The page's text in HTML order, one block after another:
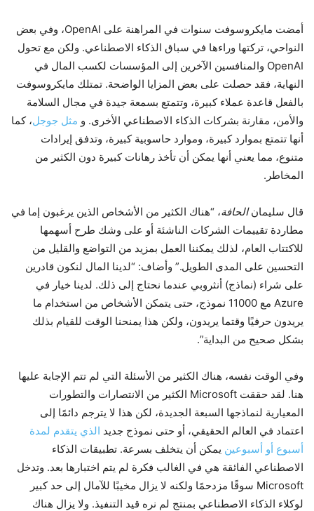
أمضت مايكروسوفت سنوات في المراهنة على OpenAI، وفي بعض
النواحي، تركتها وراءها في سباق الذكاء الاصطناعي. ولكن مع تحول
OpenAI والمنافسين الآخرين إلى المؤسسات لكسب المال في
النهاية، فقد حصلت على بعض المزايا الواضحة. تمتلك مايكروسوفت
بالفعل قاعدة عملاء كبيرة، وتتمتع بسمعة جيدة في مجال السلامة
والأمن، مقارنة بشركات الذكاء الاصطناعي الأخرى. و مثل جوجل، كما
أنها تتمتع بموارد كبيرة، وموارد حاسوبية كبيرة، وتدفق إيرادات
متنوع، مما يعني أنها يمكن أن تأخذ رهانات كبيرة دون الكثير من
المخاطر.
قال سليمانالحافة، “هناك الكثير من الأشخاص الذين يرغبون إما في
مطاردة تقييمات الشركات الناشئة أو على وشك طرح أسهمها
للاكتتاب العام، لذلك يمكننا العمل بمزيد من التواضع والقليل من
التحسين على المدى الطويل.” وأضاف: “لدينا المال لنكون قادرين
على شراء (نماذج) أنثروبي عندما نحتاج إلى ذلك. لدينا خيار في
Azure مع 11000 نموذج، حتى يتمكن الأشخاص من استخدام ما
يريدون حرفيًا وقتما يريدون، ولكن هذا يمنحنا الوقت للقيام بذلك
بشكل صحيح من البداية”.
وفي الوقت نفسه، هناك الكثير من الأسئلة التي لم تتم الإجابة عليها
هنا. لقد حققت Microsoft الكثير من الانتصارات والتطورات
المعيارية لنماذجها السبعة الجديدة، لكن هذا لا يترجم دائمًا إلى
اعتماد في العالم الحقيقي، أو حتى نموذج جديد الذي يتقدم لمدة
أسبوع أو أسبوعين يمكن أن يتخلف بسرعة. تطبيقات الذكاء
الاصطناعي الفائقة هي في الغالب فكرة لم يتم اختبارها بعد. وتدخل
Microsoft سوقًا مزدحمًا ولكنه لا يزال مخيبًا للآمال إلى حد كبير
لوكلاء الذكاء الاصطناعي بمنتج لم نره قيد التنفيذ. ولا يزال هناك